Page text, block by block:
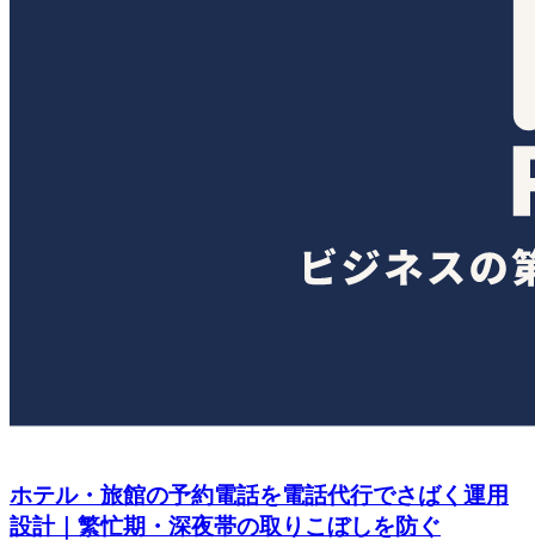
ホテル・旅館の予約電話を電話代行でさばく運用
設計｜繁忙期・深夜帯の取りこぼしを防ぐ